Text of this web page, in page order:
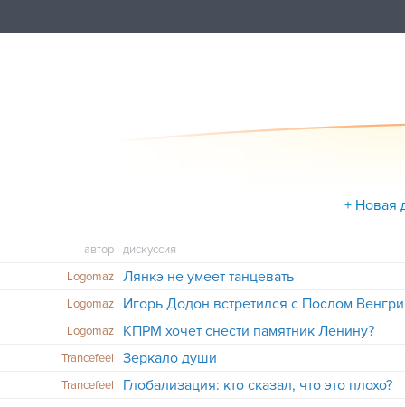
+ Новая
автор
дискуссия
Logomaz
Лянкэ не умеет танцевать
Logomaz Игорь Додон встретился с Послом
Logomaz КПРМ хочет снести памятник Ленину?
Trancefeel Зеркало души
Trancefeel Глобализация: кто сказал, что это плохо?